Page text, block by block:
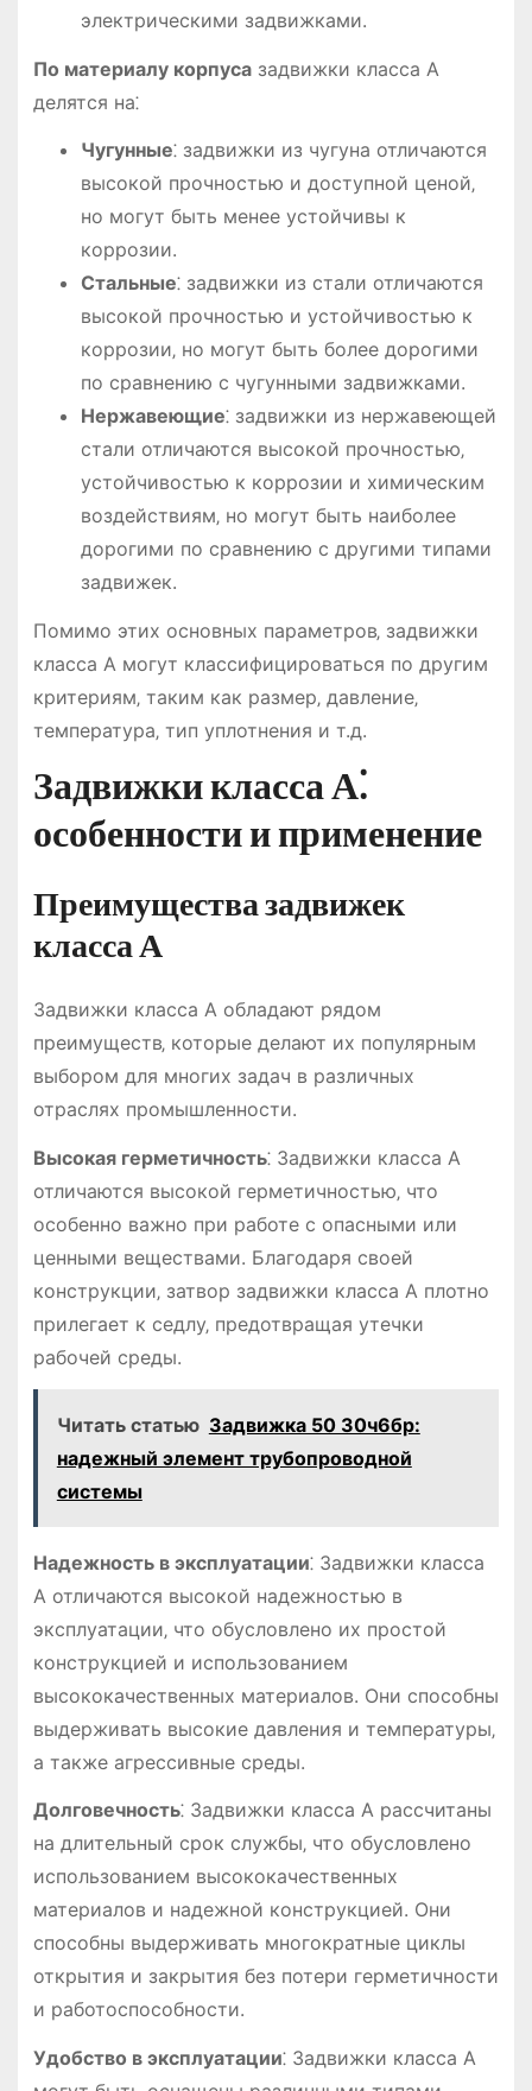
электрическими задвижками.
По материалу корпусазадвижки класса А
делятся на⁚
Чугунные⁚ задвижки из чугуна отличаются
высокой прочностью и доступной ценой‚
но могут быть менее устойчивы к
коррозии.
Стальные⁚ задвижки из стали отличаются
высокой прочностью и устойчивостью к
коррозии‚ но могут быть более дорогими
по сравнению с чугунными задвижками.
Нержавеющие⁚ задвижки из нержавеющей
стали отличаются высокой прочностью‚
устойчивостью к коррозии и химическим
воздействиям‚ но могут быть наиболее
дорогими по сравнению с другими типами
задвижек.
Помимо этих основных параметров‚ задвижки
класса А могут классифицироваться по другим
критериям‚ таким как размер‚ давление‚
температура‚ тип уплотнения и т.д.
Задвижки класса А⁚
особенности и применение
Преимущества задвижек
класса А
Задвижки класса А обладают рядом
преимуществ‚ которые делают их популярным
выбором для многих задач в различных
отраслях промышленности.
Высокая герметичность⁚ Задвижки класса А
отличаются высокой герметичностью‚ что
особенно важно при работе с опасными или
ценными веществами. Благодаря своей
конструкции‚ затвор задвижки класса А плотно
прилегает к седлу‚ предотвращая утечки
рабочей среды.
Читать статью Задвижка 50 30ч6бр:
надежный элемент трубопроводной
системы
Надежность в эксплуатации⁚ Задвижки класса
А отличаются высокой надежностью в
эксплуатации‚ что обусловлено их простой
конструкцией и использованием
высококачественных материалов. Они способны
выдерживать высокие давления и температуры‚
а также агрессивные среды.
Долговечность⁚ Задвижки класса А рассчитаны
на длительный срок службы‚ что обусловлено
использованием высококачественных
материалов и надежной конструкцией. Они
способны выдерживать многократные циклы
открытия и закрытия без потери герметичности
и работоспособности.
Удобство в эксплуатации⁚ Задвижки класса А